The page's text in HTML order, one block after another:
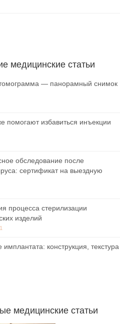
медицинские статьи
— панорамный снимок
помогают избавиться инъекции
обследование после
сертификат на выездную
процесса стерилизации
изделий
имплантата: конструкция, текстура
медицинские статьи